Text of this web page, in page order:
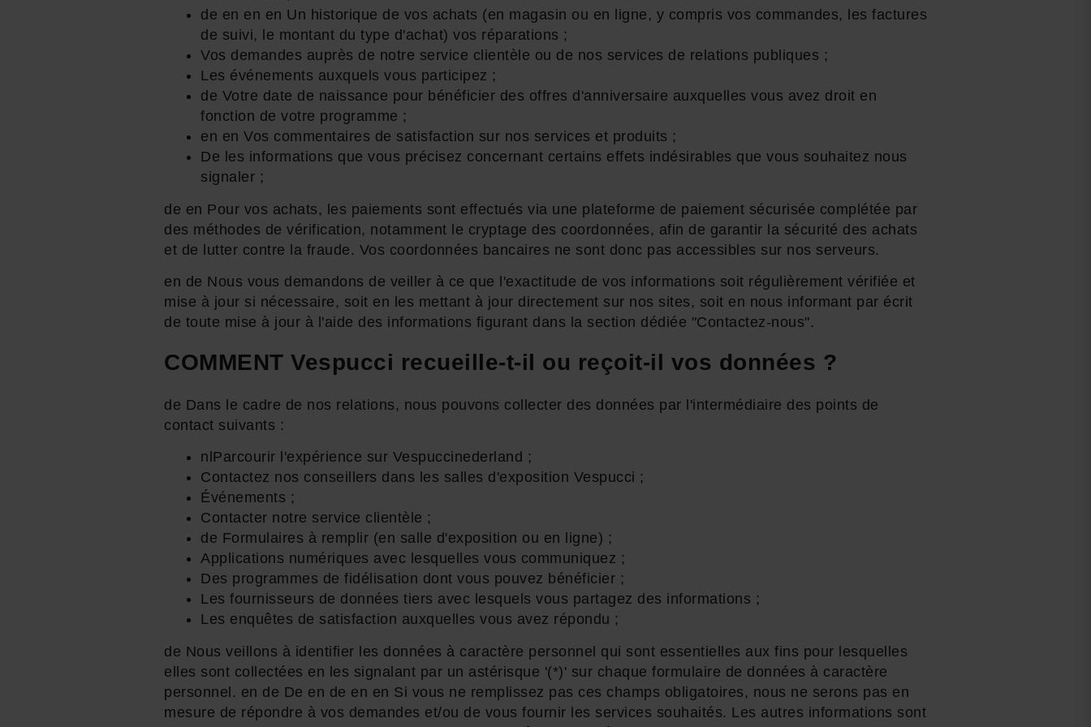
de en en en Un historique de vos achats (en magasin ou en ligne, y compris vos commandes, les factures
de suivi, le montant du type d'achat) vos réparations ;
Vos demandes auprès de notre service clientèle ou de nos services de relations publiques ;
Les événements auxquels vous participez ;
de Votre date de naissance pour bénéficier des offres d'anniversaire auxquelles vous avez droit en
fonction de votre programme ;
en en Vos commentaires de satisfaction sur nos services et produits ;
De les informations que vous précisez concernant certains effets indésirables que vous souhaitez nous
signaler ;
de en Pour vos achats, les paiements sont effectués via une plateforme de paiement sécurisée complétée par
des méthodes de vérification, notamment le cryptage des coordonnées, afin de garantir la sécurité des achats
et de lutter contre la fraude. Vos coordonnées bancaires ne sont donc pas accessibles sur nos serveurs.
en de Nous vous demandons de veiller à ce que l'exactitude de vos informations soit régulièrement vérifiée et
mise à jour si nécessaire, soit en les mettant à jour directement sur nos sites, soit en nous informant par écrit
de toute mise à jour à l'aide des informations figurant dans la section dédiée "Contactez-nous".
COMMENT Vespucci recueille-t-il ou reçoit-il vos données ?
de Dans le cadre de nos relations, nous pouvons collecter des données par l'intermédiaire des points de
contact suivants :
nlParcourir l'expérience sur Vespuccinederland ;
Contactez nos conseillers dans les salles d'exposition Vespucci ;
Événements ;
Contacter notre service clientèle ;
de Formulaires à remplir (en salle d'exposition ou en ligne) ;
Applications numériques avec lesquelles vous communiquez ;
Des programmes de fidélisation dont vous pouvez bénéficier ;
Les fournisseurs de données tiers avec lesquels vous partagez des informations ;
Les enquêtes de satisfaction auxquelles vous avez répondu ;
de Nous veillons à identifier les données à caractère personnel qui sont essentielles aux fins pour lesquelles
elles sont collectées en les signalant par un astérisque '(*)' sur chaque formulaire de données à caractère
personnel. en de De en de en en Si vous ne remplissez pas ces champs obligatoires, nous ne serons pas en
mesure de répondre à vos demandes et/ou de vous fournir les services souhaités. Les autres informations sont